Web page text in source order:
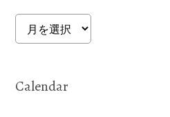
Archives
Calendar